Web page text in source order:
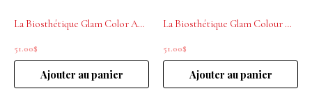
La Biosthétique Glam Color Advanced .21 Espressso 200mL
51.00$
Ajouter au panier
La Biosthétique Glam Colour Mask Icy Crystal .07.LV 200ml
51.00$
Ajouter au panier